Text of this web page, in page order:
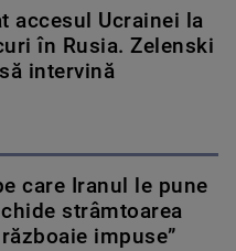
accesul Ucrainei la
în Rusia. Zelenski
intervină
care Iranul le pune
strâmtoarea
impuse”